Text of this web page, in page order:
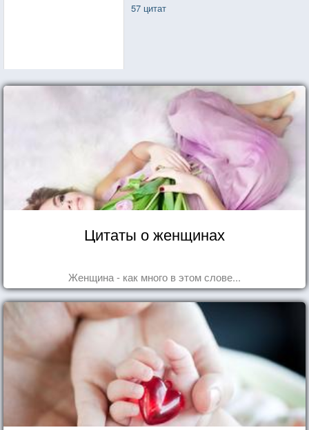
57 цитат
Цитаты о женщинах
Женщина - как много в этом слове...